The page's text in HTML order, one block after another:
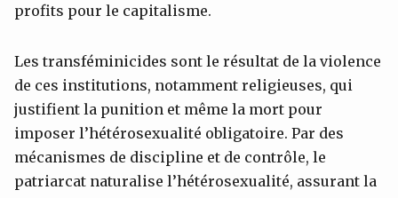
profits pour le capitalisme.
Les transféminicides sont le résultat de la violence
de ces institutions, notamment religieuses, qui
justifient la punition et même la mort pour
imposer l’hétérosexualité obligatoire. Par des
mécanismes de discipline et de contrôle, le
patriarcat naturalise l’hétérosexualité, assurant la